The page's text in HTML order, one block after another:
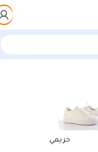
الجودة أبيض وأزرق”
حريمي